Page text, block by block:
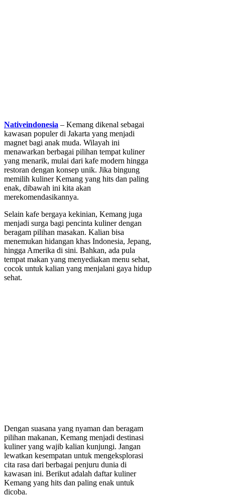
Nativeindonesia – Kemang dikenal sebagai
kawasan populer di Jakarta yang menjadi
magnet bagi anak muda. Wilayah ini
menawarkan berbagai pilihan tempat kuliner
yang menarik, mulai dari kafe modern hingga
restoran dengan konsep unik. Jika bingung
memilih kuliner Kemang yang hits dan paling
enak, dibawah ini kita akan
merekomendasikannya.
Selain kafe bergaya kekinian, Kemang juga
menjadi surga bagi pencinta kuliner dengan
beragam pilihan masakan. Kalian bisa
menemukan hidangan khas Indonesia, Jepang,
hingga Amerika di sini. Bahkan, ada pula
tempat makan yang menyediakan menu sehat,
cocok untuk kalian yang menjalani gaya hidup
sehat.
Dengan suasana yang nyaman dan beragam
pilihan makanan, Kemang menjadi destinasi
kuliner yang wajib kalian kunjungi. Jangan
lewatkan kesempatan untuk mengeksplorasi
cita rasa dari berbagai penjuru dunia di
kawasan ini. Berikut adalah daftar kuliner
Kemang yang hits dan paling enak untuk
dicoba.